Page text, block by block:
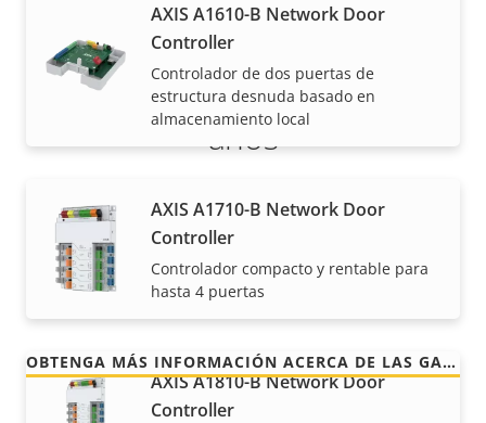
AXIS A1610-B Network Door
Controller
Controlador de dos puertas de
estructura desnuda basado en
almacenamiento local
AXIS A1710-B Network Door
Controller
Controlador compacto y rentable para
hasta 4 puertas
AXIS A1810-B Network Door
Controller
Más tranquilidad para el
cliente con una garantía de 5
años
clientes años de uso sin preocupaciones y un
control de los costes. Y no hay sorpresas ocultas en
la factura, lo que prometemos es exactamente lo
OBTENGA MÁS INFORMACIÓN ACERCA DE LAS GARANTÍAS DE AXIS